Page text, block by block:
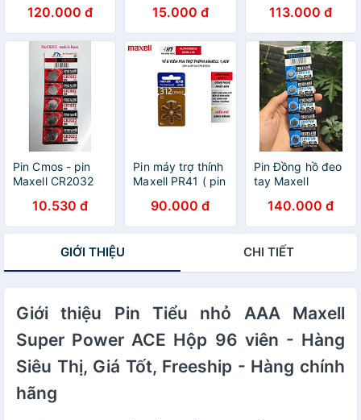
in Japan siêu bền
- hàng nhập
khẩu
120.000 đ 15.000 đ 113.000 đ
Pin Cmos - pin
Maxell CR2032
viên10.530 đ
Pin máy trợ thính
Maxell PR41 ( pin
675 ) / PR48 (
Pin 13 ) / PR536
90.000 đ
Pin Đồng hồ đeo
tay Maxell
395140.000 đ
GIỚI THIỆU CHI TIẾT
Giới thiệu Pin Tiểu nhỏ AAA Maxell
Super Power ACE Hộp 96 viên - Hàng
Siêu Thị, Giá Tốt, Freeship - Hàng chính
hãng